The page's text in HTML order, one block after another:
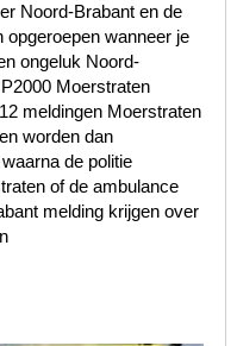
Noord-Brabant en de
wanneer je
ongeluk Noord-
Moerstraten
meldingen Moerstraten
worden dan
de politie
of de ambulance
melding krijgen over